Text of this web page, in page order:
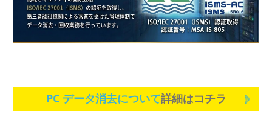
PC データ消去について詳細はコチラ